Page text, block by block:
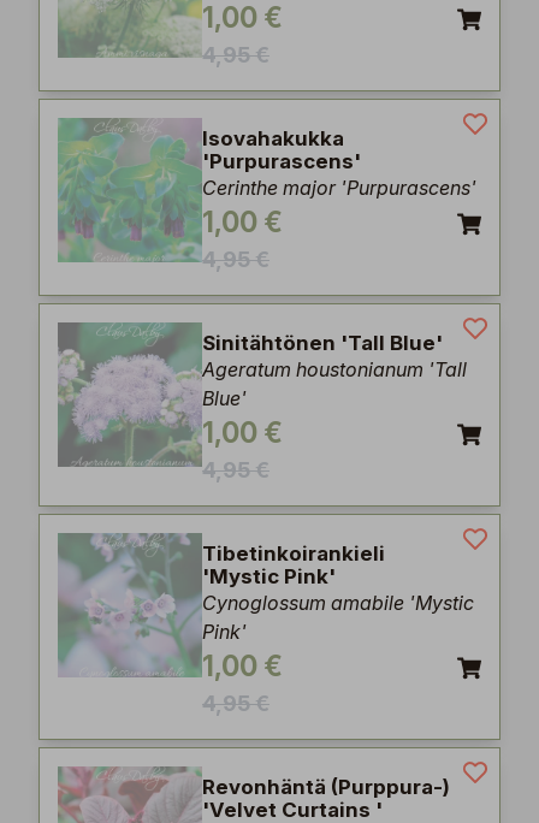
1,00 €
4,95 €
Isovahakukka
'Purpurascens'
Cerinthe major 'Purpurascens'
1,00 €
4,95 €
Sinitähtönen 'Tall Blue'
Ageratum houstonianum 'Tall
Blue'
1,00 €
4,95 €
Tibetinkoirankieli
'Mystic Pink'
Cynoglossum amabile 'Mystic
Pink'
1,00 €
4,95 €
Revonhäntä (Purppura-)
'Velvet Curtains '